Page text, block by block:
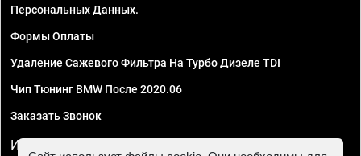
Персональных Данных.
Формы Оплаты
Удаление Сажевого Фильтра На Турбо Дизеле TDI
Чип Тюнинг BMW После 2020.06
Заказать Звонок
ИП Смирнов Георгий Павлович. ИНН 781302555843,